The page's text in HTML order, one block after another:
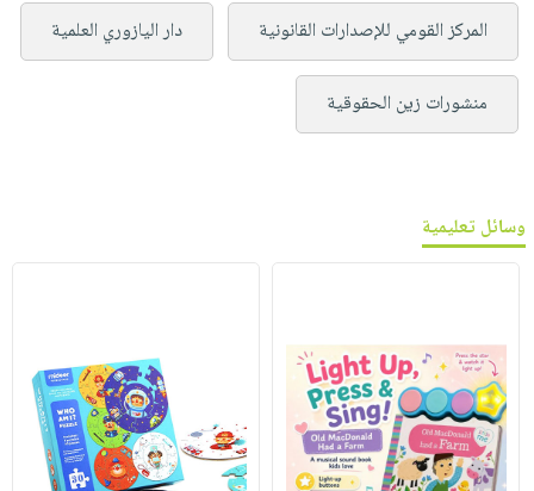
المركز القومي للإصدارات القانونية دار اليازوري العلمية
منشورات زين الحقوقية
وسائل تعليمية